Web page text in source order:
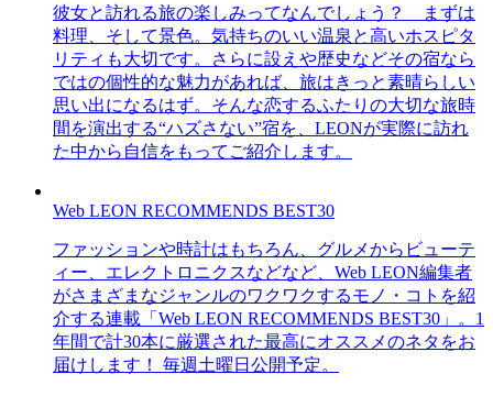
彼女と訪れる旅の楽しみってなんでしょう？ まずは
料理、そして景色。気持ちのいい温泉と高いホスピタ
リティも大切です。さらに設えや歴史などその宿なら
ではの個性的な魅力があれば、旅はきっと素晴らしい
思い出になるはず。そんな恋するふたりの大切な旅時
間を演出する“ハズさない”宿を、LEONが実際に訪れ
た中から自信をもってご紹介します。
Web LEON RECOMMENDS BEST30
ファッションや時計はもちろん、グルメからビューテ
ィー、エレクトロニクスなどなど、Web LEON編集者
がさまざまなジャンルのワクワクするモノ・コトを紹
介する連載「Web LEON RECOMMENDS BEST30」。1
年間で計30本に厳選された最高にオススメのネタをお
届けします！ 毎週土曜日公開予定。